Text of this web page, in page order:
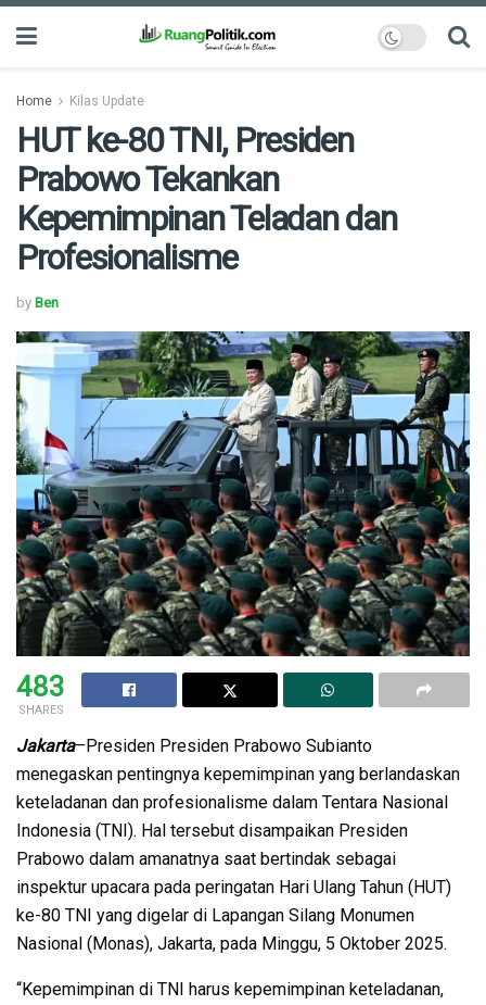
Home Kilas Update
HUT ke-80 TNI, Presiden
Prabowo Tekankan
Kepemimpinan Teladan dan
Profesionalisme
by Ben
483
SHARES
Jakarta–Presiden Presiden Prabowo Subianto
menegaskan pentingnya kepemimpinan yang berlandaskan
keteladanan dan profesionalisme dalam Tentara Nasional
Indonesia (TNI). Hal tersebut disampaikan Presiden
Prabowo dalam amanatnya saat bertindak sebagai
inspektur upacara pada peringatan Hari Ulang Tahun (HUT)
ke-80 TNI yang digelar di Lapangan Silang Monumen
Nasional (Monas), Jakarta, pada Minggu, 5 Oktober 2025.
“Kepemimpinan di TNI harus kepemimpinan keteladanan,